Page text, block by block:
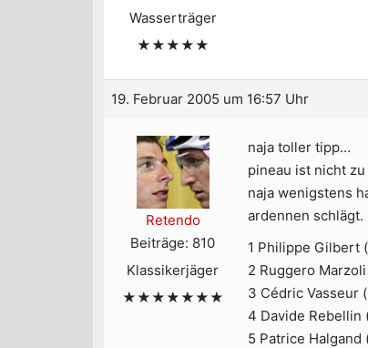
Wasserträger
★★★★★
19. Februar 2005 um 16:57 Uhr
Retendo
Beiträge: 810
Klassikerjäger
★★★★★★★
naja toller tipp…
pineau ist nicht
naja wenigstens
ardennen
1 Philippe Gilbert
2 Ruggero
3 Cédric Vasseur
4 Davide Rebellin
5 Patrice Halgand